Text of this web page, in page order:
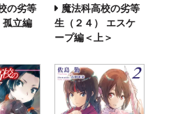
の劣等
孤立編
魔法科高校の劣等
生（２４） エスケ
ープ編＜上＞